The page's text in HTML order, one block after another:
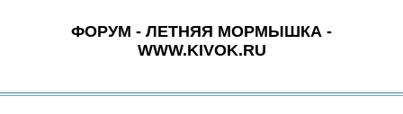
ФОРУМ - ЛЕТНЯЯ МОРМЫШКА -
WWW.KIVOK.RU